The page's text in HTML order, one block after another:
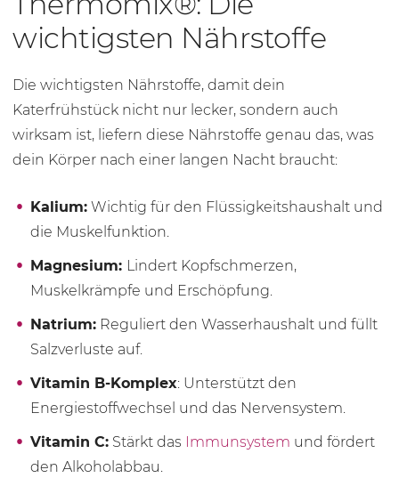
wichtigsten Nährstoffe
Die wichtigsten Nährstoffe, damit dein
Katerfrühstück nicht nur lecker, sondern auch
wirksam ist, liefern diese Nährstoffe genau das, was
dein Körper nach einer langen Nacht braucht:
Kalium: Wichtig für den Flüssigkeitshaushalt und
die Muskelfunktion.
Magnesium: Lindert Kopfschmerzen,
Muskelkrämpfe und Erschöpfung.
Natrium: Reguliert den Wasserhaushalt und füllt
Salzverluste auf.
Vitamin B-Komplex: Unterstützt den
Energiestoffwechsel und das Nervensystem.
Vitamin C: Stärkt das Immunsystem und fördert
den Alkoholabbau.